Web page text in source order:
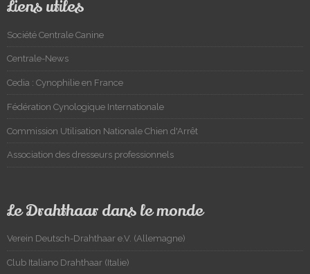
Liens utiles
Société Centrale Canine
Centrale-News
Cedia : Cynophilie en France
Fédération Cynologique Internationale
Commission Utilisation Nationale Chien d'Arrêt
Association des dresseurs professionnels
Le Drahthaar dans le monde
Verein Deutsch-Drahthaar e.V. (Allemagne)
Club Italiano Drahthaar (Italie)